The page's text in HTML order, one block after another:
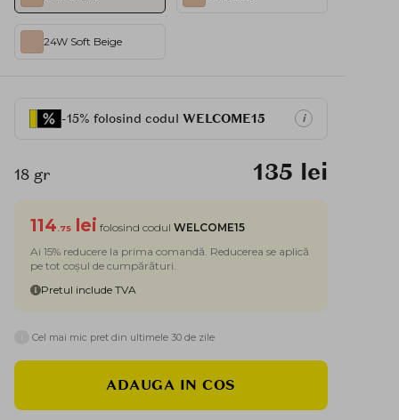
24W Soft Beige
-15% folosind codul WELCOME15 i
18 gr 135 lei
114 .75 lei folosind codul WELCOME15
Ai 15% reducere la prima comandă. Reducerea se aplică
pe tot coșul de cumpărături.
Pretul include TVA
Cel mai mic pret din ultimele 30 de zile
ADAUGA IN COS